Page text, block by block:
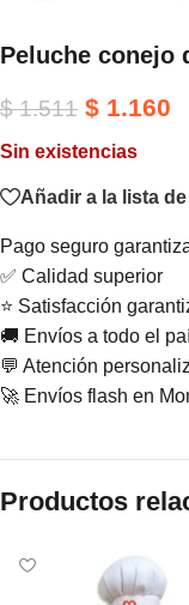
Peluche conejo
$1.511 $ 1.160
Sin existencias
Añadir a la lista
Pago seguro
✅ Calidad superior
⭐ Satisfacción
🚚 Envíos a todo el
💬 Atención
🚀 Envíos flash en
Productos